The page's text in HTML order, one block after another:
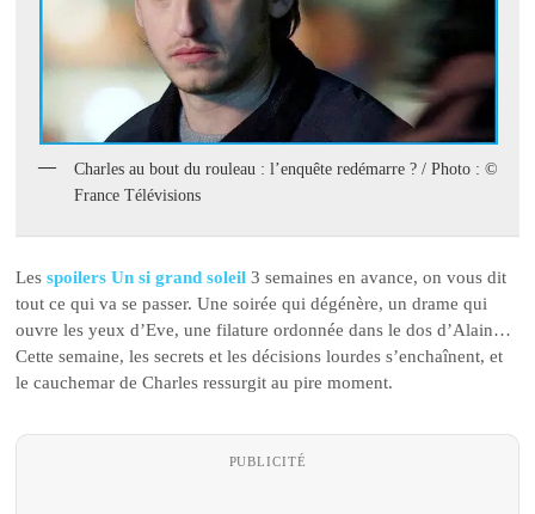
Charles au bout du rouleau : l’enquête redémarre ? / Photo : ©
France Télévisions
Lesspoilers Un si grand soleil3 semaines en avance, on vous dit
tout ce qui va se passer. Une soirée qui dégénère, un drame qui
ouvre les yeux d’Eve, une filature ordonnée dans le dos d’Alain…
Cette semaine, les secrets et les décisions lourdes s’enchaînent, et
le cauchemar de Charles ressurgit au pire moment.
PUBLICITÉ